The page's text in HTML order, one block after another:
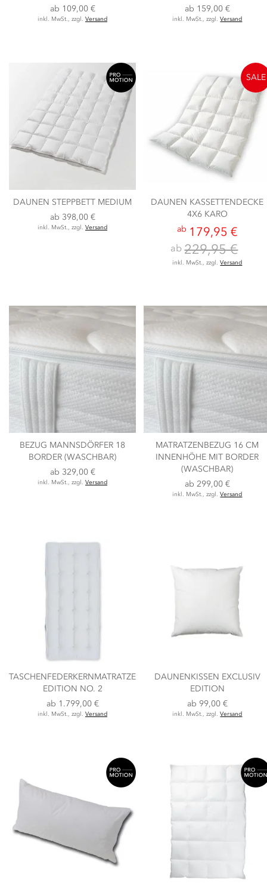
ab 109,00 €
inkl. MwSt., zzgl. Versand
ab 159,00 €
inkl. MwSt., zzgl.Versand
DAUNEN STEPPBETT MEDIUM
ab 398,00 €
inkl. MwSt., zzgl. Versand
DAUNEN KASSETTENDECKE
4X6 KARO
ab 179,95 €
ab229,95 €
inkl. MwSt., zzgl.Versand
SALE
BEZUG MANNSDÖRFER 18
BORDER (WASCHBAR)
ab 329,00 €
inkl. MwSt., zzgl. Versand
MATRATZENBEZUG 16 CM
INNENHÖHE MIT BORDER
(WASCHBAR)
ab 299,00 €
inkl. MwSt., zzgl.Versand
TASCHENFEDERKERNMATRATZE
EDITION NO. 2
ab 1.799,00 €
inkl. MwSt., zzgl. Versand
DAUNENKISSEN EXCLUSIV
EDITION
ab 99,00 €
inkl. MwSt., zzgl.Versand